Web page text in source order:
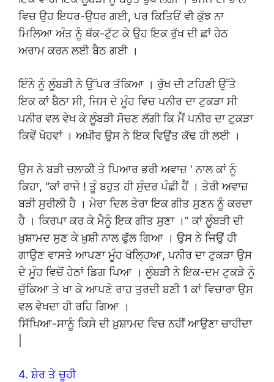
ਵਿਚ ਉਹ ਇਧਰ-ਉਧਰ ਗਈ, ਪਰ ਕਿਤਿਓਂ ਵੀ ਕੁੱਝ ਨਾ
ਮਿਲਿਆ ਅੰਤ ਨੂੰ ਥੱਕ-ਟੁੱਟ ਕੇ ਉਹ ਇਕ ਰੁੱਖ ਦੀ ਛਾਂ ਹੇਠ
ਅਰਾਮ ਕਰਨ ਲਈ ਬੈਠ ਗਈ ।
ਇੰਨੇ ਨੂੰ ਲੂੰਬੜੀ ਨੇ ਉੱਪਰ ਤੱਕਿਆ । ਰੁੱਖ ਦੀ ਟਹਿਣੀ ਉੱਤੇ
ਇਕ ਕਾਂ ਬੈਠਾ ਸੀ, ਜਿਸ ਦੇ ਮੂੰਹ ਵਿਚ ਪਨੀਰ ਦਾ ਟੁਕੜਾ ਸੀ
ਪਨੀਰ ਵਲ ਵੇਖ ਕੇ ਲੂੰਬੜੀ ਸੋਚਣ ਲੱਗੀ ਕਿ ਮੈਂ ਪਨੀਰ ਦਾ ਟੁਕੜਾ
ਕਿਵੇਂ ਖੋਹਵਾਂ । ਅਖ਼ੀਰ ਉਸ ਨੇ ਇਕ ਵਿਉਂਤ ਕੱਢ ਹੀ ਲਈ ।
ਉਸ ਨੇ ਬੜੀ ਚਲਾਕੀ ਤੇ ਪਿਆਰ ਭਰੀ ਅਵਾਜ਼ ‘ ਨਾਲ ਕਾਂ ਨੂੰ
ਕਿਹਾ, “ਕਾਂ ਰਾਜੇ ! ਤੂੰ ਬਹੁਤ ਹੀ ਸੁੰਦਰ ਪੰਛੀ ਹੈਂ । ਤੇਰੀ ਅਵਾਜ਼
ਬੜੀ ਸੁਰੀਲੀ ਹੈ । ਮੇਰਾ ਦਿਲ ਤੇਰਾ ਇਕ ਗੀਤ ਸੁਣਨ ਨੂੰ ਕਰਦਾ
ਹੈ । ਕਿਰਪਾ ਕਰ ਕੇ ਮੈਨੂੰ ਇਕ ਗੀਤ ਸੁਣਾ ।” ਕਾਂ ਲੂੰਬੜੀ ਦੀ
ਖ਼ੁਸ਼ਾਮਦ ਸੁਣ ਕੇ ਖ਼ੁਸ਼ੀ ਨਾਲ ਫੁੱਲ ਗਿਆ । ਉਸ ਨੇ ਜਿਉਂ ਹੀ
ਗਾਉਣ ਵਾਸਤੇ ਆਪਣਾ ਮੂੰਹ ਖੋਲ੍ਹਿਆ, ਪਨੀਰ ਦਾ ਟੁਕੜਾ ਉਸ
ਦੇ ਮੂੰਹ ਵਿਚੋਂ ਹੇਠਾਂ ਡਿਗ ਪਿਆ । ਲੂੰਬੜੀ ਨੇ ਇਕ-ਦਮ ਟੁਕੜੇ ਨੂੰ
ਚੁੱਕਿਆ ਤੇ ਖਾ ਕੇ ਆਪਣੇ ਰਾਹ ਤੁਰਦੀ ਬਣੀ 1 ਕਾਂ ਵਿਚਾਰਾ ਉਸ
ਵਲ ਵੇਖਦਾ ਹੀ ਰਹਿ ਗਿਆ ।
ਸਿੱਖਿਆ-ਸਾਨੂੰ ਕਿਸੇ ਦੀ ਖ਼ੁਸ਼ਾਮਦ ਵਿਚ ਨਹੀਂ ਆਉਣਾ ਚਾਹੀਦਾ
4. ਸ਼ੇਰ ਤੇ ਚੂਹੀ